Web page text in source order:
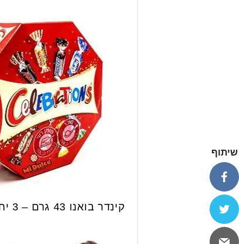
קינדר בואנו 43 גרם – 3 יחידות ב 10 ש״ח.
שיתוף